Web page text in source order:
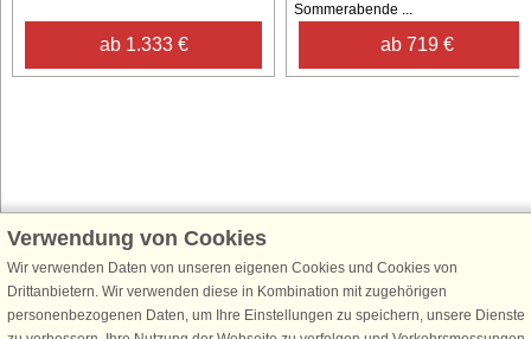
ab 1.333 €
Sommerabende ...
ab 719 €
Schließen Sie sich 100.000 Ferienhaus-Fans an
Erhalten Sie einenWillkommensgutschein von 25 € für Ihren nächsten
Ferienhausurlaub - melden Sie sich einfach für den DanCenter Newsletter
Verwendung von Cookies
Wir verwenden Daten von unseren eigenen Cookies und Cookies von
Drittanbietern. Wir verwenden diese in Kombination mit zugehörigen
personenbezogenen Daten, um Ihre Einstellungen zu speichern, unsere Dienste